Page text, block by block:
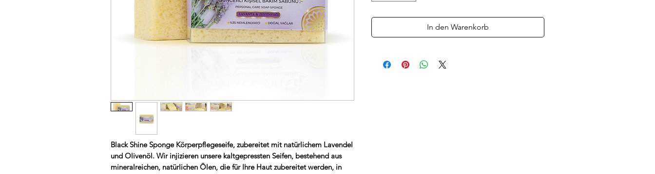
Black Shine Sponge Körperpflegeseife, zubereitet mit natürlichem Lavendel
und Olivenöl. Wir injizieren unsere kaltgepressten Seifen, bestehend aus
mineralreichen, natürlichen Ölen, die für Ihre Haut zubereitet werden, in
In den Warenkorb